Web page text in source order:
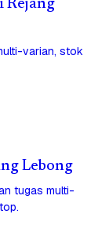
Rejang
varian, stok
Lebong
tugas multi-